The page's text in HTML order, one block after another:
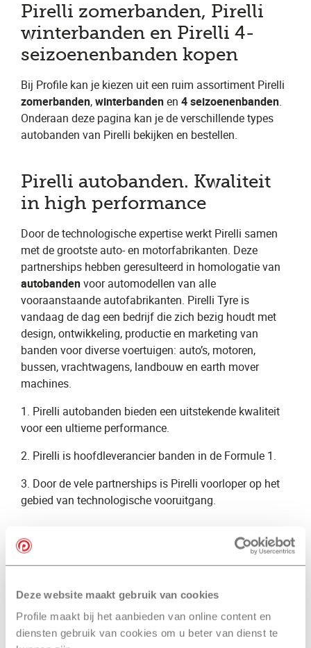
Deze website maakt gebruik van cookies
Profile maakt bij het aanbieden van online content en
diensten gebruik van cookies om u beter van dienst te
Pirelli zomerbanden, Pirelli
winterbanden en Pirelli 4-
seizoenenbanden kopen
Bij Profile kan je kiezen uit een ruim assortiment Pirelli
zomerbanden,winterbandenen 4 seizoenenbanden.
Onderaan deze pagina kan je de verschillende types
autobanden van Pirelli bekijken en bestellen.
Pirelli autobanden. Kwaliteit
in high performance
Door de technologische expertise werkt Pirelli samen
met de grootste auto- en motorfabrikanten. Deze
partnerships hebben geresulteerd in homologatie van
autobandenvoor automodellen van alle
vooraanstaande autofabrikanten. Pirelli Tyre is
vandaag de dag een bedrijf die zich bezig houdt met
design, ontwikkeling, productie en marketing van
banden voor diverse voertuigen: auto’s, motoren,
bussen, vrachtwagens, landbouw en earth mover
machines.
1. Pirelli autobanden bieden een uitstekende kwaliteit
voor een ultieme performance.
2. Pirelli is hoofdleverancier banden in de Formule 1.
3. Door de vele partnerships is Pirelli voorloper op het
gebied van technologische vooruitgang.
Pirelli winterbanden en
zomerbanden – een korte
introductie Pirelli banden
Het Pirelli racing team behaalde zijn allereerste
overwinning in de mottorrace Peking-Parijs in 1907.